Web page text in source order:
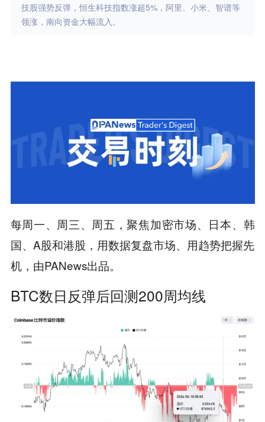
技股强势反弹，恒生科技指数涨超5%，阿里、小米、智谱等
领涨，南向资金大幅流入。
每周一、周三、周五，聚焦加密市场、日本、韩
国、A股和港股，用数据复盘市场、用趋势把握先
机，由PANews出品。
BTC数日反弹后回测200周均线